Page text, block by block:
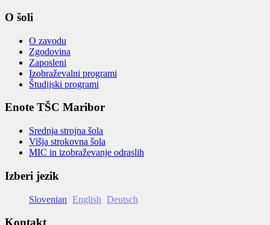
O šoli
O zavodu
Zgodovina
Zaposleni
Izobraževalni programi
Študijski programi
Enote TŠC Maribor
Srednja strojna šola
Višja strokovna šola
MIC in izobraževanje odraslih
Izberi jezik
Slovenian English Deutsch